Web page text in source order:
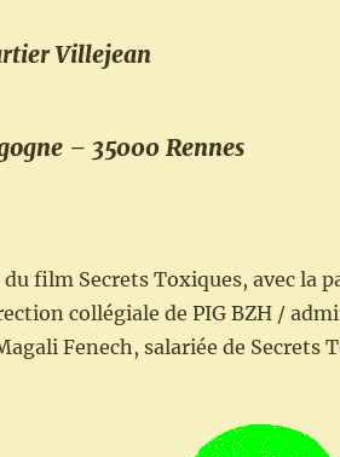
Villejean
– 35000 Rennes
film Secrets Toxiques, avec la
collégiale de PIG BZH /
Fenech, salariée de Secrets